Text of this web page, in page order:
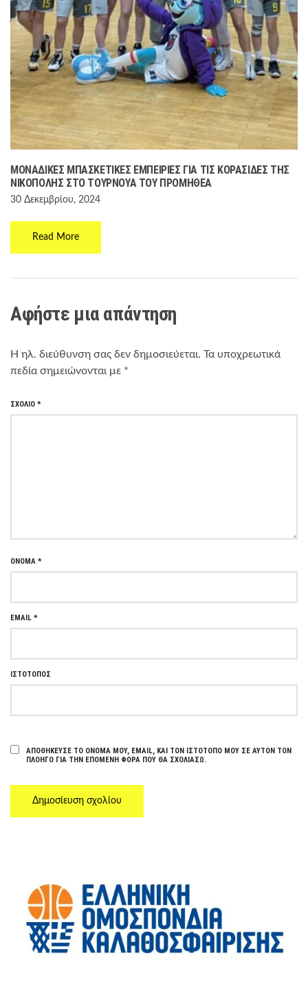
ΜΟΝΑΔΙΚΈΣ ΜΠΑΣΚΕΤΙΚΈΣ ΕΜΠΕΙΡΊΕΣ ΓΙΑ ΤΙΣ ΚΟΡΑΣΊΔΕΣ ΤΗΣ
ΝΙΚΌΠΟΛΗΣ ΣΤΟ ΤΟΥΡΝΟΥΆ ΤΟΥ ΠΡΟΜΗΘΈΑ
30 Δεκεμβρίου, 2024
Read More
Αφήστε μια απάντηση
Η ηλ. διεύθυνση σας δεν δημοσιεύεται. Τα υποχρεωτικά
πεδία σημειώνονται με *
ΣΧΌΛΙΟ *
ΌΝΟΜΑ *
EMAIL *
ΙΣΤΌΤΟΠΟΣ
ΑΠΟΘΉΚΕΥΣΕ ΤΟ ΌΝΟΜΆ ΜΟΥ, EMAIL, ΚΑΙ ΤΟΝ ΙΣΤΌΤΟΠΟ ΜΟΥ ΣΕ ΑΥΤΌΝ ΤΟΝ
ΠΛΟΗΓΌ ΓΙΑ ΤΗΝ ΕΠΌΜΕΝΗ ΦΟΡΆ ΠΟΥ ΘΑ ΣΧΟΛΙΆΣΩ.